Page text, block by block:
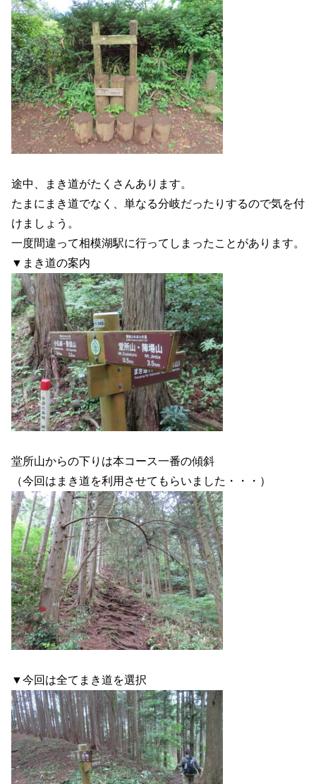
途中、まき道がたくさんあります。
たまにまき道でなく、単なる分岐だったりするので気を付
けましょう。
一度間違って相模湖駅に行ってしまったことがあります。
▼まき道の案内
堂所山からの下りは本コース一番の傾斜
（今回はまき道を利用させてもらいました・・・）
▼今回は全てまき道を選択